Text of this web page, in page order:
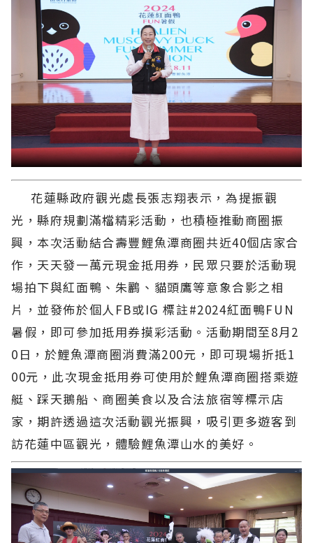
花蓮縣政府觀光處長張志翔表示，為提振觀
光，縣府規劃滿檔精彩活動，也積極推動商圈振
興，本次活動結合壽豐鯉魚潭商圈共近40個店家合
作，天天發一萬元現金抵用券，民眾只要於活動現
場拍下與紅面鴨、朱鸝、貓頭鷹等意象合影之相
片，並發佈於個人FB或IG 標註#2024紅面鴨FUN
暑假，即可參加抵用券摸彩活動。活動期間至8月2
0日，於鯉魚潭商圈消費滿200元，即可現場折抵1
00元，此次現金抵用券可使用於鯉魚潭商圈搭乘遊
艇、踩天鵝船、商圈美食以及合法旅宿等標示店
家，期許透過這次活動觀光振興，吸引更多遊客到
訪花蓮中區觀光，體驗鯉魚潭山水的美好。